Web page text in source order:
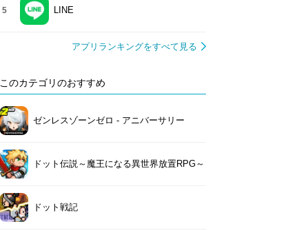
5 LINE
アプリランキングをすべて見る
このカテゴリのおすすめ
ゼンレスゾーンゼロ - アニバーサリー
ドット伝説～魔王になる異世界放置RPG～
ドット戦記